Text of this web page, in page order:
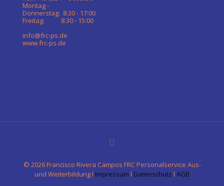
Montag -
Donnerstag: 8:30 - 17:00
Freitag: 8:30 - 15:00
info@frc-ps.de
www.frc-ps.de
© 2026 Francisco Rivera Campos FRC Personalservice Aus-
und Weiterbildung l Impressum l Datenschutz l AGB